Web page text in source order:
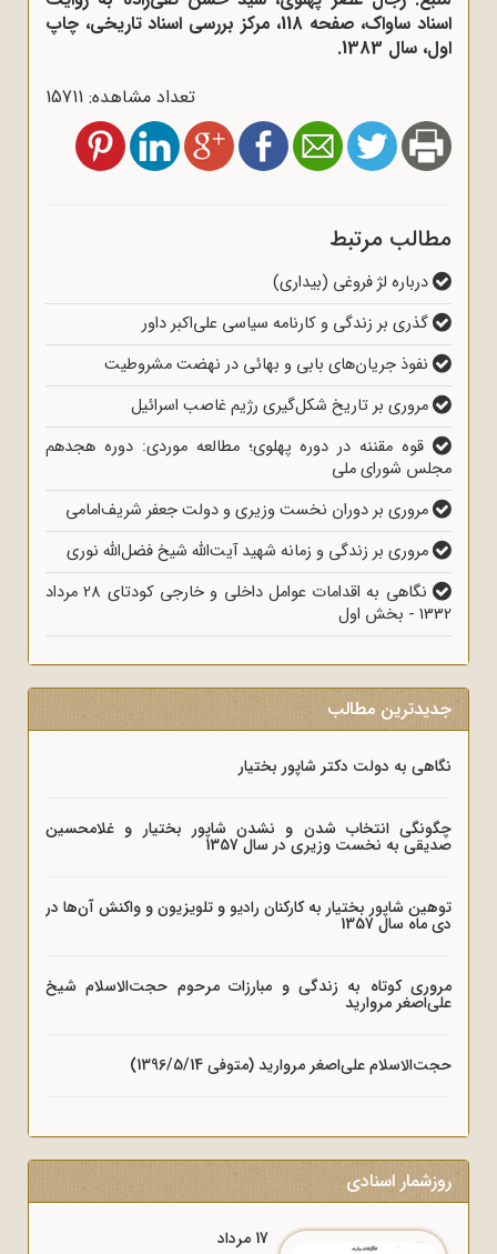
اسناد ساواک، صفحه 118، مرکز بررسی اسناد تاریخی، چاپ
اول، سال 1383.
تعداد مشاهده: 15711
مطالب مرتبط
درباره لژ فروغی (بیداری)
گذری بر زندگی و کارنامه سیاسی علی‌اکبر داور
نفوذ جریان‌های بابی و بهائی در نهضت مشروطیت
مروری بر تاریخ شکل‌گیری رژیم غاصب اسرائیل
قوه مقننه در دوره پهلوی؛ مطالعه موردی: دوره هجدهم
مجلس شورای ملی
مروری بر دوران نخست وزیری و دولت جعفر شریف‌امامی
مروری بر زندگی و زمانه شهید آیت‌الله شیخ فضل‌الله نوری
نگاهی به اقدامات عوامل داخلی و خارجی کودتای 28 مرداد
1332 - بخش اول
جدیدترین مطالب
نگاهی به دولت دکتر شاپور بختیار
چگونگی انتخاب شدن و نشدن شاپور بختیار و غلامحسین
صدیقی به نخست وزیری در سال 1357
توهین شاپور بختیار به کارکنان رادیو و تلویزیون و واکنش آن‌ها در
دی ماه سال 1357
مروری کوتاه به زندگی و مبارزات مرحوم حجت‌الاسلام شیخ
علی‌اصغر مروارید
حجت‌الاسلام علی‌اصغر مروارید (متوفی 1396/5/14)
روزشمار اسنادی
17 مرداد